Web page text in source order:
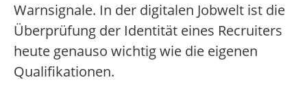
Warnsignale. In der digitalen Jobwelt ist die
Überprüfung der Identität eines Recruiters
heute genauso wichtig wie die eigenen
Qualifikationen.